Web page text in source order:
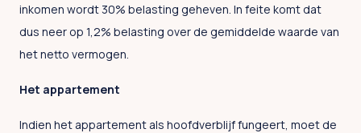
inkomen wordt 30% belasting geheven. In feite komt dat
dus neer op 1,2% belasting over de gemiddelde waarde van
het netto vermogen.
Het appartement
Indien het appartement als hoofdverblijf fungeert, moet de